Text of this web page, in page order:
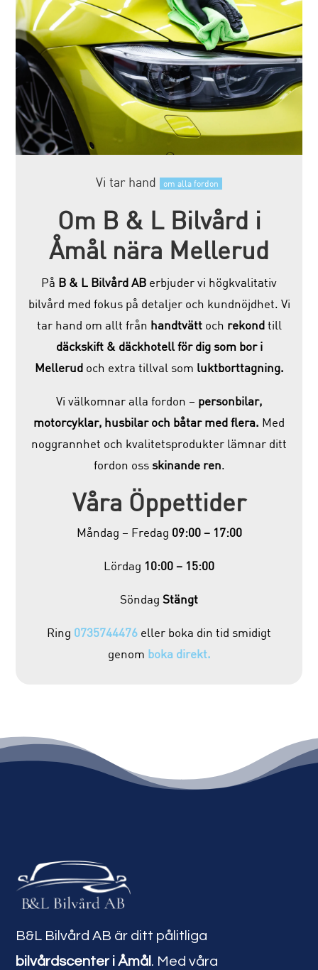
Vi tar hand om alla fordon
Om B & L Bilvård i
Åmål nära Mellerud
På B & L Bilvård AB erbjuder vi högkvalitativ
bilvård med fokus på detaljer och kundnöjdhet. Vi
tar hand om allt från handtvättoch rekondtill
däckskift & däckhotell för dig som bor i
Mellerudoch extra tillval som luktborttagning.
Vi välkomnar alla fordon – personbilar,
motorcyklar, husbilar och båtar med flera. Med
noggrannhet och kvalitetsprodukter lämnar ditt
fordon ossskinande ren.
Våra Öppettider
Måndag – Fredag 09:00 – 17:00
Lördag 10:00 – 15:00
Söndag Stängt
Ring 0735744476 eller boka din tid smidigt
genom boka direkt.
B&L Bilvård AB är ditt pålitliga
bilvårdscenter i Åmål . Med våra